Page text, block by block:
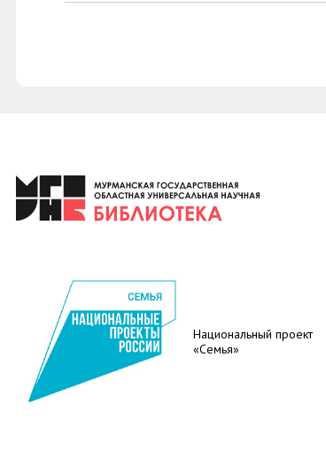
Национальный проект
«Семья»